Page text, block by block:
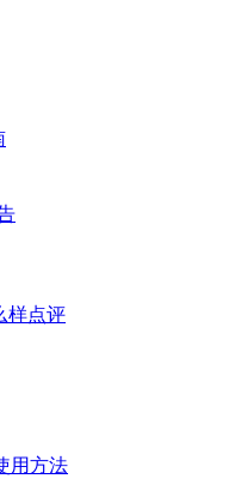
样点评
用方法